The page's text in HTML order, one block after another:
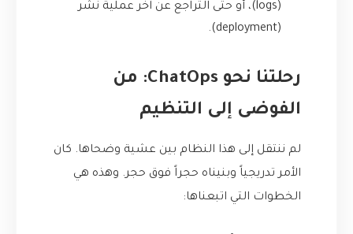
(logs)، أو حتى التراجع عن آخر عملية نشر
(deployment).
رحلتنا نحو ChatOps: من
الفوضى إلى التنظيم
لم ننتقل إلى هذا النظام بين عشية وضحاها. كان
الأمر تدريجياً وبنيناه حجراً فوق حجر. وهذه هي
الخطوات التي اتبعناها: